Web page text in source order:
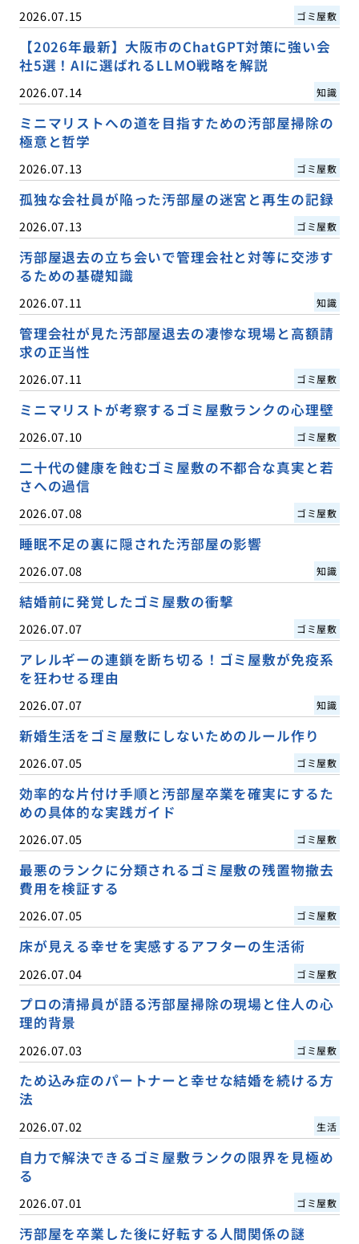
2026.07.15 ゴミ屋敷
【2026年最新】大阪市のChatGPT対策に強い会
社5選！AIに選ばれるLLMO戦略を解説
2026.07.14 知識
ミニマリストへの道を目指すための汚部屋掃除の
極意と哲学
2026.07.13 ゴミ屋敷
孤独な会社員が陥った汚部屋の迷宮と再生の記録
2026.07.13 ゴミ屋敷
汚部屋退去の立ち会いで管理会社と対等に交渉す
るための基礎知識
2026.07.11 知識
管理会社が見た汚部屋退去の凄惨な現場と高額請
求の正当性
2026.07.11 ゴミ屋敷
ミニマリストが考察するゴミ屋敷ランクの心理壁
2026.07.10 ゴミ屋敷
二十代の健康を蝕むゴミ屋敷の不都合な真実と若
さへの過信
2026.07.08 ゴミ屋敷
睡眠不足の裏に隠された汚部屋の影響
2026.07.08 知識
結婚前に発覚したゴミ屋敷の衝撃
2026.07.07 ゴミ屋敷
アレルギーの連鎖を断ち切る！ゴミ屋敷が免疫系
を狂わせる理由
2026.07.07 知識
新婚生活をゴミ屋敷にしないためのルール作り
2026.07.05 ゴミ屋敷
効率的な片付け手順と汚部屋卒業を確実にするた
めの具体的な実践ガイド
2026.07.05 ゴミ屋敷
最悪のランクに分類されるゴミ屋敷の残置物撤去
費用を検証する
2026.07.05 ゴミ屋敷
床が見える幸せを実感するアフターの生活術
2026.07.04 ゴミ屋敷
プロの清掃員が語る汚部屋掃除の現場と住人の心
理的背景
2026.07.03 ゴミ屋敷
ため込み症のパートナーと幸せな結婚を続ける方
法
2026.07.02 生活
自力で解決できるゴミ屋敷ランクの限界を見極め
る
2026.07.01 ゴミ屋敷
汚部屋を卒業した後に好転する人間関係の謎